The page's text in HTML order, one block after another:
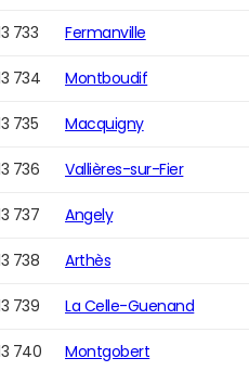
13 733 Fermanville
13 734 Montboudif
13 735 Macquigny
13 736 Vallières-sur-Fier
13 737 Angely
13 738 Arthès
13 739 La Celle-Guenand
13 740 Montgobert